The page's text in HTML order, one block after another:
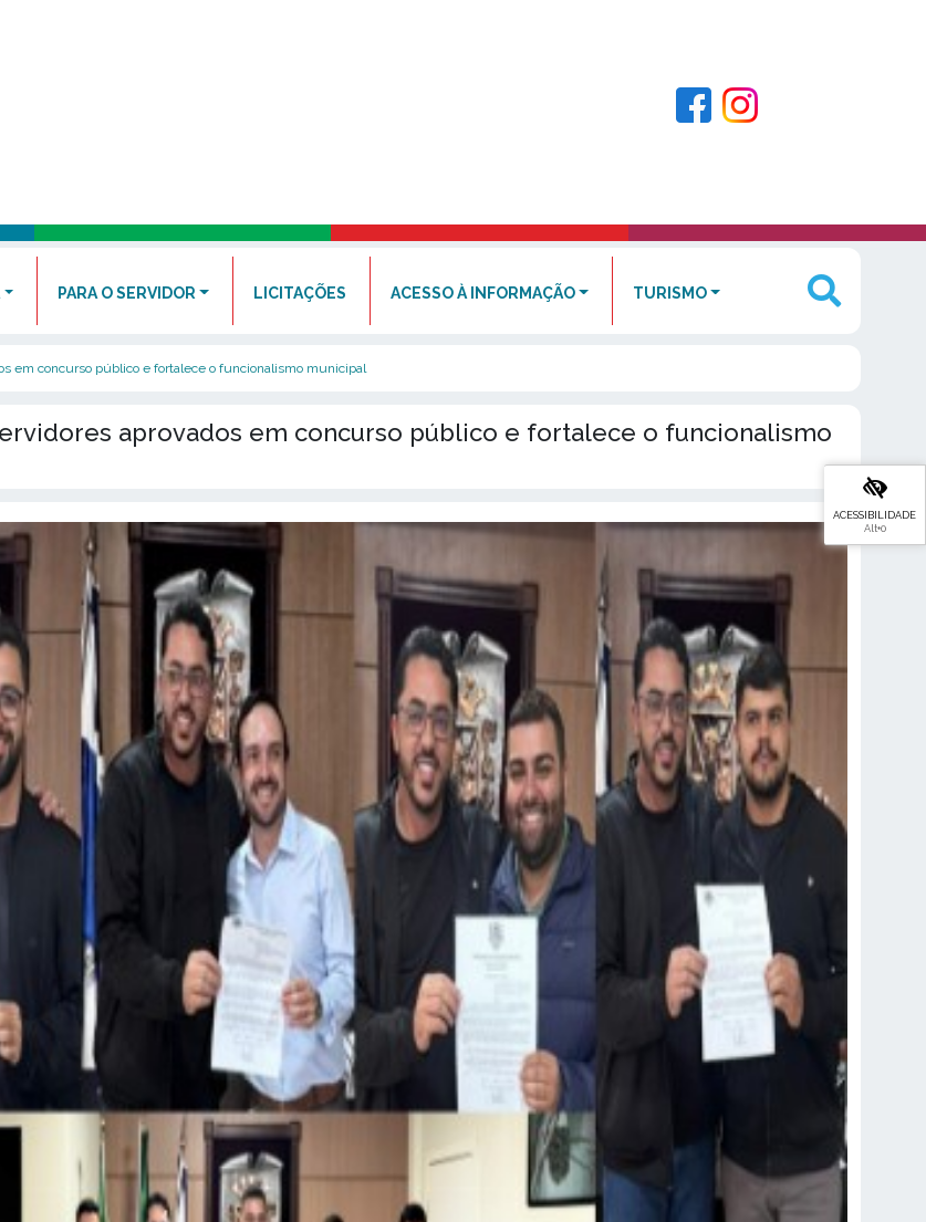
PARA O SERVIDOR LICITAÇÕES ACESSO À INFORMAÇÃO TURISMO
ACESSIBILIDADE
Alt+0
em concurso público e fortalece o funcionalismo municipal
aprovados em concurso público e fortalece o funcionalismo